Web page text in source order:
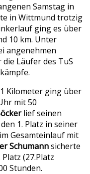
Samstag in
in Wittmund trotzig
ging es über
10 km. Unter
angenehmen
Läufer des TuS
Kilometer ging über
mit 50
lief seinen
1. Platz in seiner
Gesamteinlauf mit
Schumannsicherte
(27.Platz
Stunden.